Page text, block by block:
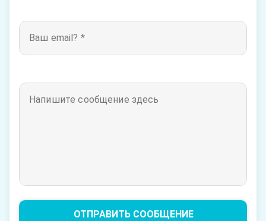
Ваш email? *
Напишите сообщение здесь
ОТПРАВИТЬ СООБЩЕНИЕ